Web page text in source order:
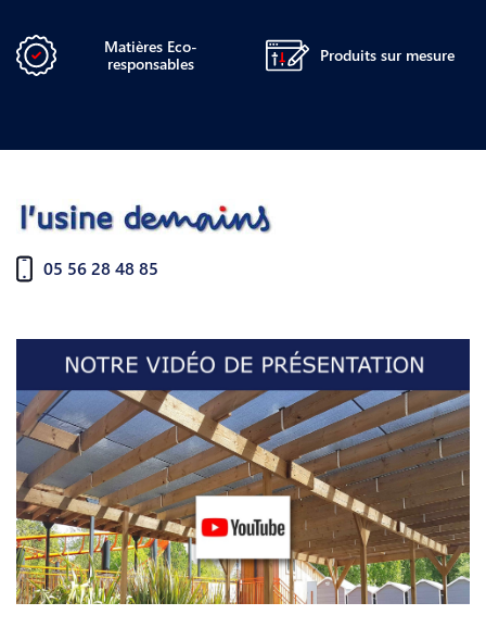
Matières Eco-
responsables
Produits sur mesure
05 56 28 48 85